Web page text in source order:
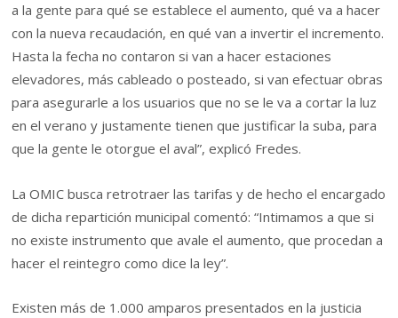
a la gente para qué se establece el aumento, qué va a hacer
con la nueva recaudación, en qué van a invertir el incremento.
Hasta la fecha no contaron si van a hacer estaciones
elevadores, más cableado o posteado, si van efectuar obras
para asegurarle a los usuarios que no se le va a cortar la luz
en el verano y justamente tienen que justificar la suba, para
que la gente le otorgue el aval”, explicó Fredes.
La OMIC busca retrotraer las tarifas y de hecho el encargado
de dicha repartición municipal comentó: “Intimamos a que si
no existe instrumento que avale el aumento, que procedan a
hacer el reintegro como dice la ley”.
Existen más de 1.000 amparos presentados en la justicia